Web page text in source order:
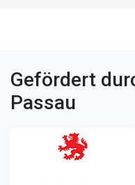
Gefördert
Passau